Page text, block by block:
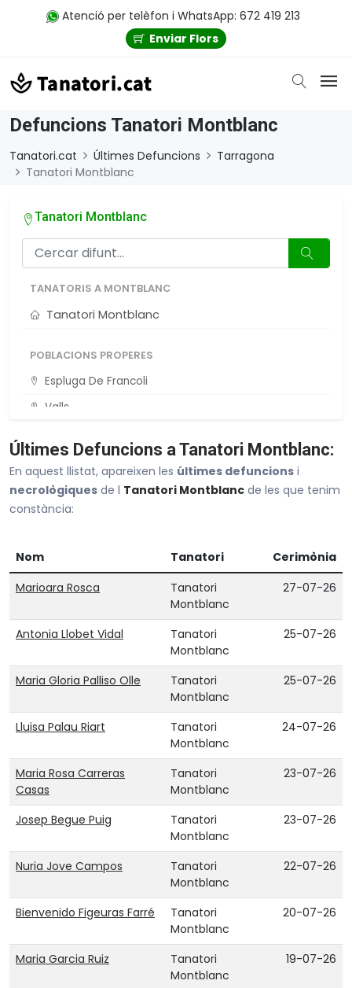
Atenció per telèfon i WhatsApp: 672 419 213
Enviar Flors
Defuncions Tanatori Montblanc
Tanatori.cat Últimes Defuncions
Tarragona
Tanatori Montblanc
Tanatori Montblanc
TANATORIS A MONTBLANC
Tanatori Montblanc
POBLACIONS PROPERES
Espluga De Francoli
Valls
Vila-Seca
Santa Coloma De Queralt
Veure tot Tarragona
Últimes Defuncions a Tanatori Montblanc:
En aquest llistat, apareixen les últimes defuncions i
necrològiques de l Tanatori Montblanc de les que tenim
constància:
Nom Tanatori
Cerimònia
Marioara Rosca
Tanatori
Montblanc
27-07-26
Antonia Llobet Vidal
Tanatori
Montblanc
25-07-26
Maria Gloria Palliso Olle
Tanatori
Montblanc
25-07-26
Lluisa Palau Riart
Tanatori
Montblanc
24-07-26
Maria Rosa Carreras
Casas
Tanatori
Montblanc
23-07-26
Josep Begue Puig
Tanatori
Montblanc
23-07-26
Nuria Jove Campos
Tanatori
Montblanc
22-07-26
Bienvenido Figeuras Farré
Tanatori
Montblanc
20-07-26
Maria Garcia Ruiz
Tanatori
Montblanc
19-07-26